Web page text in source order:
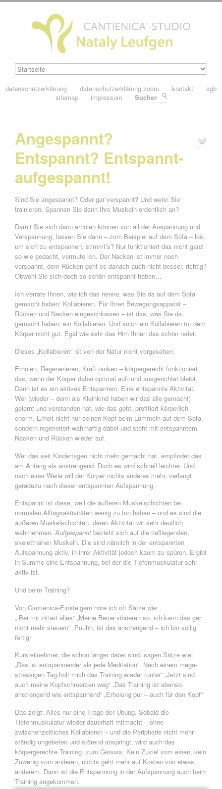
datenschutzerklärung datenschutzerklärung zoom kontakt
agb
sitemap
impressum
Angespannt?
Entspannt? Entspannt-
aufgespannt!
Sind Sie angespannt? Oder gar verspannt? Und wenn Sie
trainieren: Spannen Sie dann Ihre Muskeln ordentlich an?
Damit Sie sich dann erholen können von all der Anspannung und
Verspannung, lassen Sie dann – zum Beispiel auf dem Sofa – los,
um sich zu entspannen, stimmt’s? Nur funktioniert das nicht ganz
so wie gedacht, vermute ich. Der Nacken ist immer noch
verspannt, dem Rücken geht es danach auch nicht besser, richtig?
Obwohl Sie sich doch so schön entspannt haben…
Ich verrate Ihnen, wie ich das nenne, was Sie da auf dem Sofa
gemacht haben: Kollabieren. Für Ihren Bewegungsapparat –
Rücken und Nacken eingeschlossen – ist das, was Sie da
gemacht haben, ein Kollabieren. Und solch ein Kollabieren tut dem
Körper nicht gut. Egal wie sehr das Hirn Ihnen das schön redet.
Dieses „Kollabieren“ ist von der Natur nicht vorgesehen.
Erholen, Regenerieren, Kraft tanken – körpergerecht funktioniert
das, wenn der Körper dabei optimal auf- und ausgerichtet bleibt.
Dann ist es ein aktives Entspannen. Eine entspannte Aktivität.
Wer (wieder – denn als Kleinkind haben wir das alle gemacht)
gelernt und verstanden hat, wie das geht, profitiert körperlich
enorm. Erholt nicht nur seinen Kopf beim Lümmeln auf dem Sofa,
sondern regeneriert wahrhaftig dabei und steht mit entspanntem
Nacken und Rücken wieder auf.
Wer das seit Kindertagen nicht mehr gemacht hat, empfindet das
am Anfang als anstrengend. Doch es wird schnell leichter. Und
nach einer Weile will der Körper nichts anderes mehr, verlangt
geradezu nach dieser entspannten Aufspannung.
Entspannt ist diese, weil die äußeren Muskelschichten bei
normalen Alltagsaktivitäten wenig zu tun haben – und es sind die
äußerenMuskelschichten, deren Aktivität wir sehr deutlich
wahrnehmen. Aufgespanntbezieht sich auf die tiefliegenden,
skelettnahen Muskeln. Die sind nämlich in der entspannten
Aufspannung aktiv, in ihrer Aktivität jedoch kaum zu spüren. Ergibt
in Summe eine Entspannung, bei der die Tiefenmuskulatur sehr
aktiv ist.
Und beim Training?
Von Cantienica-Einsteigern höre ich oft Sätze wie:
„ Bei mir zittert alles“ „Meine Beine vibrieren so, ich kann das gar
nicht mehr steuern“ „Puuhh, ist das anstrengend – ich bin völlig
fertig“
Kursteilnehmer, die schon länger dabei sind, sagen Sätze wie:
„Das ist entspannender als jede Meditation“ „Nach einem mega-
stressigen Tag holt mich das Training wieder runter“ „Jetzt sind
auch meine Kopfschmerzen weg“ „Das Training ist ebenso
anstrengend wie entspannend“ „Erholung pur – auch für den Kopf“
Das zeigt: Alles nur eine Frage der Übung. Sobald die
Tiefenmuskulatur wieder dauerhaft mitmacht – ohne
zwischenzeitliches Kollabieren – und die Peripherie nicht mehr
ständig ungebeten und störend anspringt, wird auch das
körpergerechte Training zum Genuss. Kein Zuviel vom einen, kein
Zuwenig vom anderen, nichts geht mehr auf Kosten von etwas
anderem. Dann ist die Entspannung in der Aufspannung auch beim
Training angekommen.